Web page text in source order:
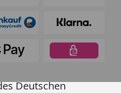
Deutschen